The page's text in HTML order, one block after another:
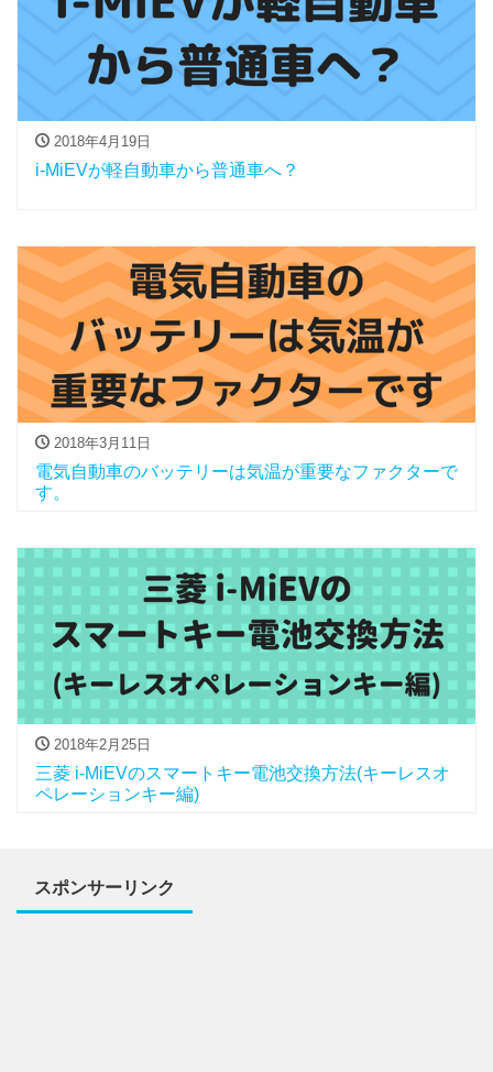
2018年4月19日
i-MiEVが軽自動車から普通車へ？
2018年3月11日
電気自動車のバッテリーは気温が重要なファクターで
す。
2018年2月25日
三菱 i-MiEVのスマートキー電池交換方法(キーレスオ
ペレーションキー編)
スポンサーリンク